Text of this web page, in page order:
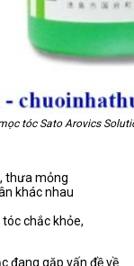
tóc Sato Arovics
thưa mỏng
khác nhau
chắc khỏe,
đang gặp vấn đề về